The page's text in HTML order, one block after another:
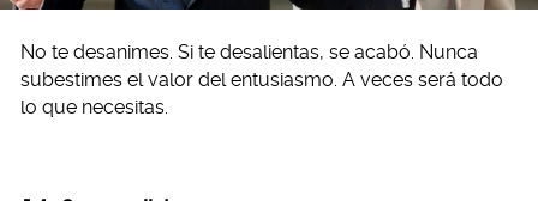
No te desanimes. Si te desalientas, se acabó. Nunca
subestimes el valor del entusiasmo. A veces será todo
lo que necesitas.